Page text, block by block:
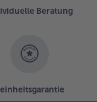
Beratung